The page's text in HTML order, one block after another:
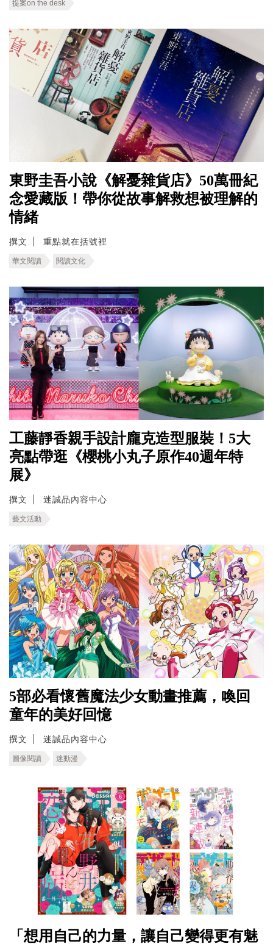
提案on the desk
東野圭吾小說《解憂雜貨店》50萬冊紀
念愛藏版！帶你從故事解救想被理解的
情緒
撰文 重點就在括號裡
華文閱讀 閱讀文化
工藤靜香親手設計龐克造型服裝！5大
亮點帶逛《櫻桃小丸子原作40週年特
展》
撰文 迷誠品內容中心
藝文活動
5部必看懷舊魔法少女動畫推薦，喚回
童年的美好回憶
撰文 迷誠品內容中心
圖像閱讀 迷動漫
「想用自己的力量，讓自己變得更有魅